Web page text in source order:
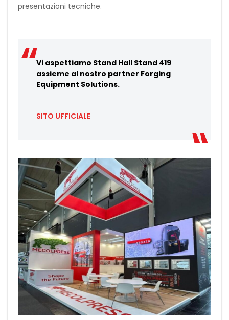
presentazioni tecniche.
Vi aspettiamo Stand Hall Stand 419
assieme al nostro partner Forging
Equipment Solutions.
SITO UFFICIALE